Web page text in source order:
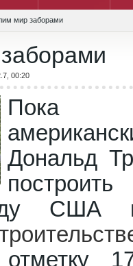
мир заборами
00:20
Пока
Дональд
США и
отметку